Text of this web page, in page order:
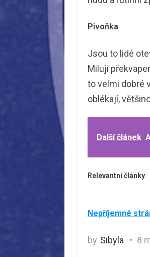
Pivoňka
Jsou to lidé
Milují
to velmi dobré
oblékají,
Další článek
Relevantní články
Nepříjemné
by Sibyla 8